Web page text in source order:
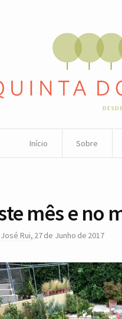
Início Sobre
mês e no
José Rui, 27 de Junho de 2017